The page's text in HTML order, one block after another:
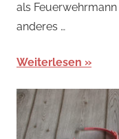
als
anderes …
Weiterlesen